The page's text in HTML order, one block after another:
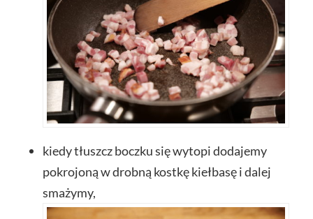
kiedy tłuszcz boczku się wytopi dodajemy
pokrojoną w drobną kostkę kiełbasę i dalej
smażymy,